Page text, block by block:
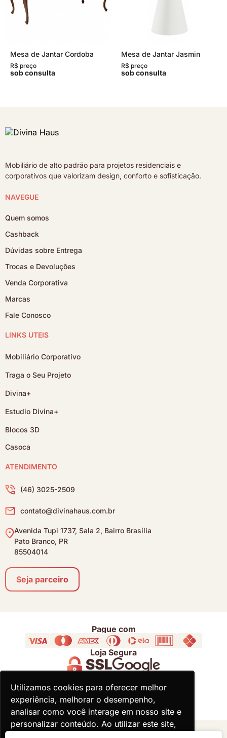
Utilizamos cookies para oferecer melhor
experiência, melhorar o desempenho,
analisar como você interage em nosso site e
personalizar conteúdo. Ao utilizar este site,
Utilizamos cookies para oferecer melhor
experiência, melhorar o desempenho,
analisar como você interage em nosso site e
personalizar conteúdo. Ao utilizar este site,
Mesa de Jantar Cordoba
R$ preço
sob consulta
Mesa de Jantar Jasmin
R$ preço
sob consulta
Mobiliário de alto padrão para projetos residenciais e
corporativos que valorizam design, conforto e sofisticação.
NAVEGUE
Quem somos
Cashback
Dúvidas sobre Entrega
Trocas e Devoluções
Venda Corporativa
Marcas
Fale Conosco
LINKS ÚTEIS
Mobiliário Corporativo
Traga o Seu Projeto
Divina+
Estudio Divina+
Blocos 3D
Casoca
ATENDIMENTO
(46) 3025-2509
contato@divinahaus.com.br
Avenida Tupi 1737, Sala 2, Bairro Brasília
Pato Branco, PR
85504014
Seja parceiro
Pague com
Loja Segura
Acompanhe